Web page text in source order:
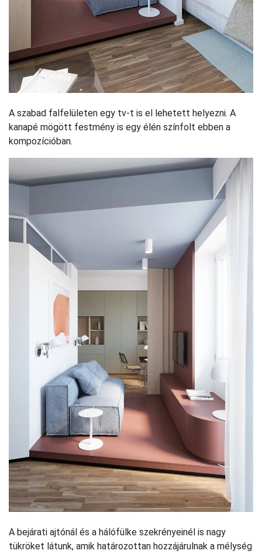
A szabad falfelületen egy tv-t is el lehetett helyezni. A
kanapé mögött festmény is egy élén színfolt ebben a
kompozícióban.
A bejárati ajtónál és a hálófülke szekrényeinél is nagy
tükröket látunk, amik határozottan hozzájárulnak a mélység